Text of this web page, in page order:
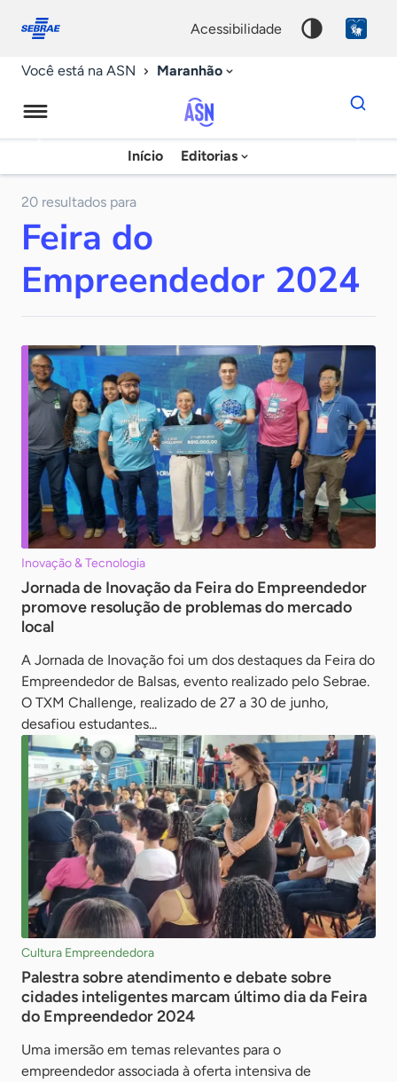
conosco
acessibilidade
Você está na ASN Maranhão
Agência
Sebrae
Início Editorias
Dados
para
chave
20 resultados para
Feira do
Empreendedor 2024
Inovação & Tecnologia
Jornada de Inovação da Feira do Empreendedor
promove resolução de problemas do mercado
local
A Jornada de Inovação foi um dos destaques da Feira do
Empreendedor de Balsas, evento realizado pelo Sebrae.
O TXM Challenge, realizado de 27 a 30 de junho,
desafiou estudantes...
Cultura Empreendedora
Palestra sobre atendimento e debate sobre
cidades inteligentes marcam último dia da Feira
do Empreendedor 2024
Uma imersão em temas relevantes para o
empreendedor associada à oferta intensiva de